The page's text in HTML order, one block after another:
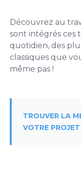
Découvrez au
sont intégrés ces
quotidien, des
classiques que
même pas !
TROUVER LA
VOTRE